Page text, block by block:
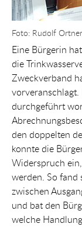
Foto: Rudolf
Eine Bürgerin
die
Zweckverband
durchgeführt
den doppelten
konnte die
Widerspruch
werden. So fand
zwischen
und bat den
welche